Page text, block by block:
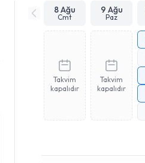
8 Ağu
Cmt
9 Ağu
Paz
Takvim
kapalıdır
Takvim
kapalıdır